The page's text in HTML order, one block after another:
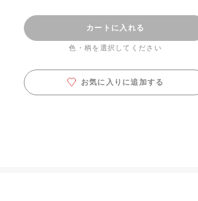
カートに入れる
色・柄を選択してください
お気に入りに追加する